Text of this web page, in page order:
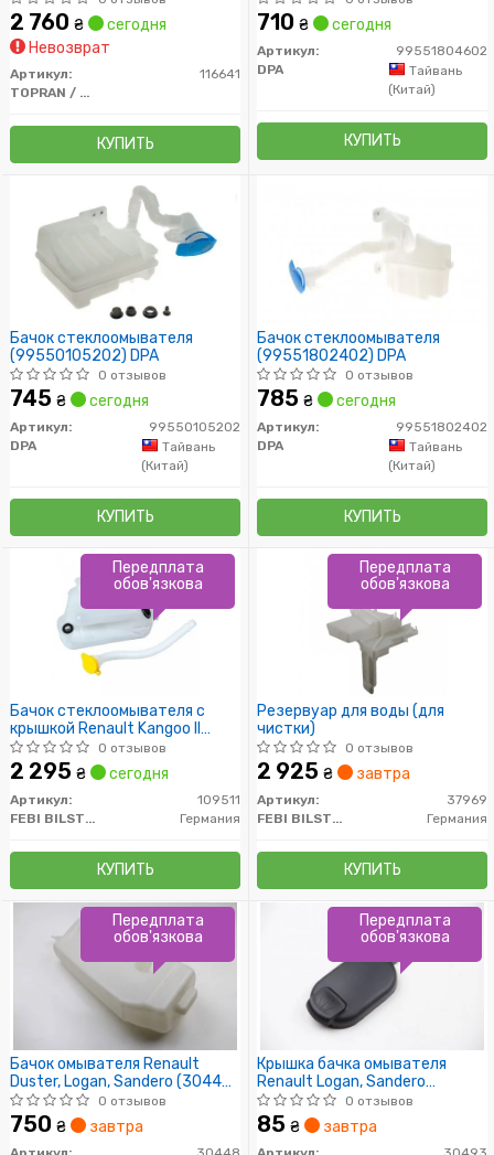
2 760 ₴
сегодня
Невозврат
Артикул:
116641
TOPRAN / HANS PRIES
КУПИТЬ
710 ₴ сегодня
Артикул:
99551804602
DPA
Тайвань
(Китай)
КУПИТЬ
Бачок стеклоомывателя
(99550105202) DPA
0 отзывов
745 ₴ сегодня
Артикул:
99550105202
DPA
Тайвань
(Китай)
КУПИТЬ
Бачок стеклоомывателя
(99551802402) DPA
0 отзывов
785 ₴ сегодня
Артикул:
99551802402
DPA
Тайвань
(Китай)
КУПИТЬ
Бачок стеклоомывателя с
крышкой Renault Kangoo II
2007 – 2021 (выр-во FEBI)
0 отзывов
2 295 ₴ сегодня
Артикул:
109511
FEBI BILSTEIN
Германия
КУПИТЬ
Передплата
обов'язкова
Резервуар для воды (для
чистки)
0 отзывов
2 925 ₴ завтра
Артикул:
37969
FEBI BILSTEIN
Германия
КУПИТЬ
Передплата
обов'язкова
Бачок омывателя Renault
Duster, Logan, Sandero (30448)
Asam
0 отзывов
750 ₴ завтра
Передплата
обов'язкова
Крышка бачка омывателя
Renault Logan, Sandero
(30493) Asam0 отзывов
85 ₴ завтра
Передплата
обов'язкова